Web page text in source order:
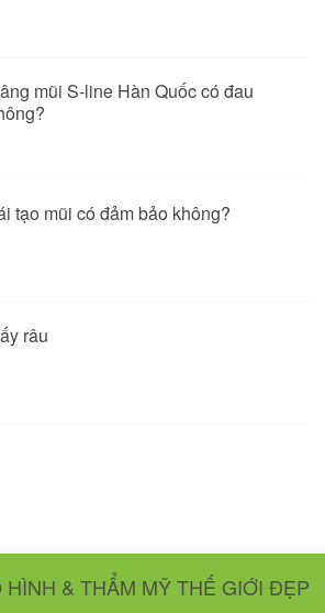
mũi S-line Hàn Quốc có đau
tạo mũi có đảm bảo không?
râu
HÌNH & THẨM MỸ THẾ GIỚI ĐẸP